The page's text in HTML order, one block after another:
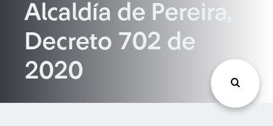
BuscarAlcaldía de Pereira,
Decreto 702 de
2020